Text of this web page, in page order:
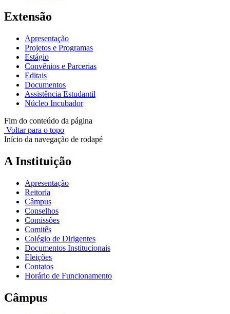
Extensão
Apresentação
Projetos e Programas
Estágio
Convênios e Parcerias
Editais
Documentos
Assistência Estudantil
Núcleo Incubador
Fim do conteúdo da página
Voltar para o topo
Início da navegação de rodapé
A Instituição
Apresentação
Reitoria
Câmpus
Conselhos
Comissões
Comitês
Colégio de Dirigentes
Documentos Institucionais
Eleições
Contatos
Horário de Funcionamento
Câmpus